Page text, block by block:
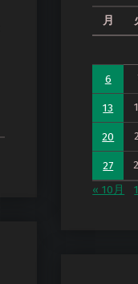
月
6
13
20
27
« 10月